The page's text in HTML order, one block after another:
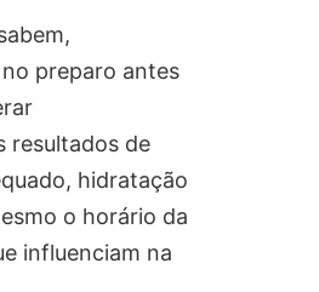
preparo antes
resultados de
hidratação
o horário da
influenciam na